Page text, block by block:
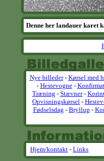
Denne her landauer karet
Nye billeder- Kørsel med
- Hestevogne-
Træning - Stævner-
Opvisningskørsel -
Fødselsdag - Bryllup -
Hjem/kontakt - Links